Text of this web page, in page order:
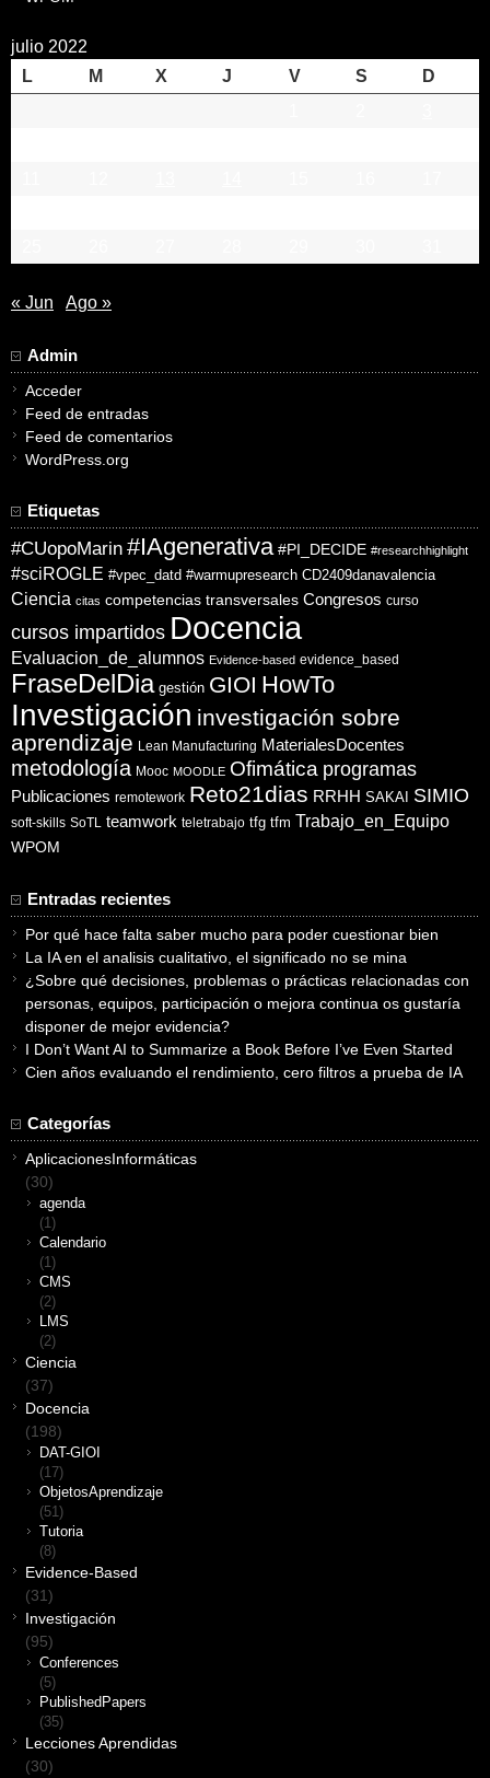
julio 2022
L
M X J V S
D
« Jun Ago »
Admin
Acceder
Feed de entradas
Feed de comentarios
WordPress.org
Etiquetas
#CUopoMarin #IAgenerativa #PI_DECIDE #researchhighlight
#sciROGLE #vpec_datd #warmupresearch CD2409danavalencia
Ciencia citas competencias transversales Congresos curso
cursos impartidos Docencia
Evaluacion_de_alumnos Evidence-based evidence_based
FraseDelDia gestión GIOI HowTo
Investigación investigación sobre
aprendizaje Lean Manufacturing MaterialesDocentes
metodología Mooc MOODLE Ofimática programas
Publicaciones remotework Reto21dias RRHH SAKAI SIMIO
soft-skills SoTL teamwork teletrabajo tfg tfm Trabajo_en_Equipo
WPOM
Entradas recientes
Por qué hace falta saber mucho para poder cuestionar bien
La IA en el analisis cualitativo, el significado no se mina
¿Sobre qué decisiones, problemas o prácticas relacionadas con
personas, equipos, participación o mejora continua os gustaría
disponer de mejor evidencia?
I Don’t Want AI to Summarize a Book Before I’ve Even Started
Cien años evaluando el rendimiento, cero filtros a prueba de IA
Categorías
AplicacionesInformáticas
(30)
agenda
(1)
Calendario
(1)
CMS
(2)
LMS
(2)
Ciencia
(37)
Docencia
(198)
DAT-GIOI
(17)
ObjetosAprendizaje
(51)
Tutoria
(8)
Evidence-Based
(31)
Investigación
(95)
Conferences
(5)
PublishedPapers
(35)
Lecciones Aprendidas
(30)